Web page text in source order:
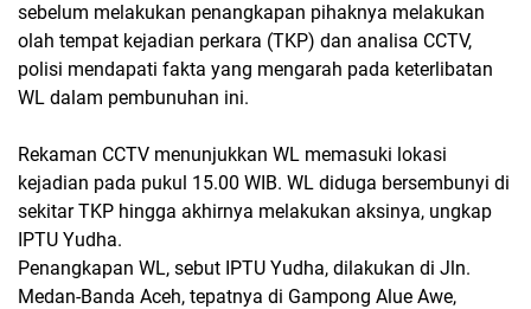
sebelum melakukan penangkapan pihaknya melakukan
olah tempat kejadian perkara (TKP) dan analisa CCTV,
polisi mendapati fakta yang mengarah pada keterlibatan
WL dalam pembunuhan ini.
Rekaman CCTV menunjukkan WL memasuki lokasi
kejadian pada pukul 15.00 WIB. WL diduga bersembunyi di
sekitar TKP hingga akhirnya melakukan aksinya, ungkap
IPTU Yudha.
Penangkapan WL, sebut IPTU Yudha, dilakukan di Jln.
Medan-Banda Aceh, tepatnya di Gampong Alue Awe,